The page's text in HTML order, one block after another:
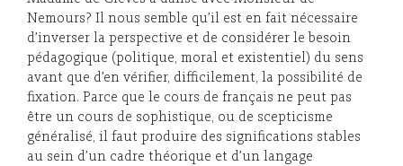
Nemours? Il nous semble qu’il est en fait nécessaire
d’inverser la perspective et de considérer le besoin
pédagogique (politique, moral et existentiel) du sens
avant que d’en vérifier, difficilement, la possibilité de
fixation. Parce que le cours de français ne peut pas
être un cours de sophistique, ou de scepticisme
généralisé, il faut produire des significations stables
au sein d’un cadre théorique et d’un langage